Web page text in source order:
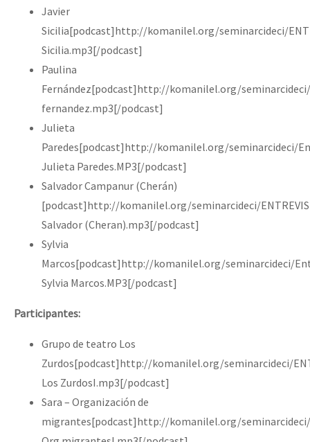
Javier
Sicilia[podcast]http://komanilel.org/seminarcideci/
Sicilia.mp3[/podcast]
Paulina
Fernández[podcast]http://komanilel.org/seminarcideci/
fernandez.mp3[/podcast]
Julieta
Paredes[podcast]http://komanilel.org/seminarcideci/
Julieta Paredes.MP3[/podcast]
Salvador Campanur (Cherán)
[podcast]http://komanilel.org/seminarcideci/
Salvador (Cheran).mp3[/podcast]
Sylvia
Marcos[podcast]http://komanilel.org/seminarcideci/
Sylvia Marcos.MP3[/podcast]
Participantes:
Grupo de teatro Los
Zurdos[podcast]http://komanilel.org/seminarcideci/
Los ZurdosI.mp3[/podcast]
Sara – Organización de
migrantes[podcast]http://komanilel.org/seminarcideci/